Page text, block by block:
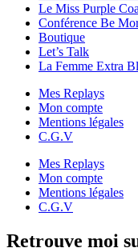
Le Miss Purple
Conférence Be
Boutique
Let’s Talk
La Femme Extra
Mes Replays
Mon compte
Mentions légales
C.G.V
Mes Replays
Mon compte
Mentions légales
C.G.V
Retrouve moi